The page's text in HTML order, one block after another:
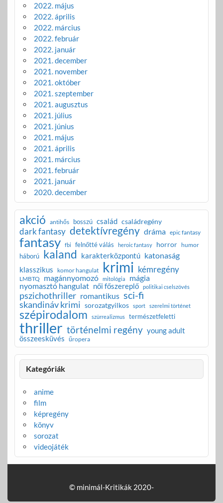
2022. május
2022. április
2022. március
2022. február
2022. január
2021. december
2021. november
2021. október
2021. szeptember
2021. augusztus
2021. július
2021. június
2021. május
2021. április
2021. március
2021. február
2021. január
2020. december
akció antihős bosszú család családregény
dark fantasy detektívregény dráma epic fantasy
fantasy fbi felnőtté válás heroic fantasy horror humor
háború kaland karakterközpontú katonaság
klasszikus komor hangulat krimi kémregény
LMBTQ magánnyomozó mitológia mágia
nyomasztó hangulat női főszereplő politikai cselszövés
pszichothriller romantikus sci-fi
skandináv krimi sorozatgyilkos sport szerelmi történet
szépirodalom szürrealizmus természetfeletti
thriller történelmi regény young adult
összeesküvés űropera
Kategóriák
anime
film
képregény
könyv
sorozat
videojáték
© minimál-Kritikák 2020-